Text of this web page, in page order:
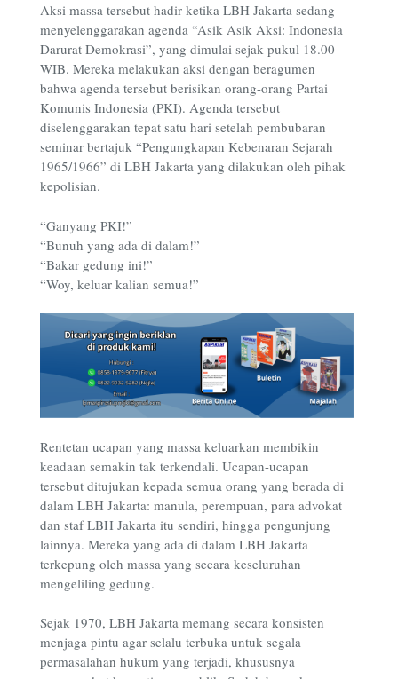
Aksi massa tersebut hadir ketika LBH Jakarta sedang
menyelenggarakan agenda “Asik Asik Aksi: Indonesia
Darurat Demokrasi”, yang dimulai sejak pukul 18.00
WIB. Mereka melakukan aksi dengan beragumen
bahwa agenda tersebut berisikan orang-orang Partai
Komunis Indonesia (PKI). Agenda tersebut
diselenggarakan tepat satu hari setelah pembubaran
seminar bertajuk “Pengungkapan Kebenaran Sejarah
1965/1966” di LBH Jakarta yang dilakukan oleh pihak
kepolisian.
“Ganyang PKI!”
“Bunuh yang ada di dalam!”
“Bakar gedung ini!”
“Woy, keluar kalian semua!”
Rentetan ucapan yang massa keluarkan membikin
keadaan semakin tak terkendali. Ucapan-ucapan
tersebut ditujukan kepada semua orang yang berada di
dalam LBH Jakarta: manula, perempuan, para advokat
dan staf LBH Jakarta itu sendiri, hingga pengunjung
lainnya. Mereka yang ada di dalam LBH Jakarta
terkepung oleh massa yang secara keseluruhan
mengeliling gedung.
Sejak 1970, LBH Jakarta memang secara konsisten
menjaga pintu agar selalu terbuka untuk segala
permasalahan hukum yang terjadi, khususnya